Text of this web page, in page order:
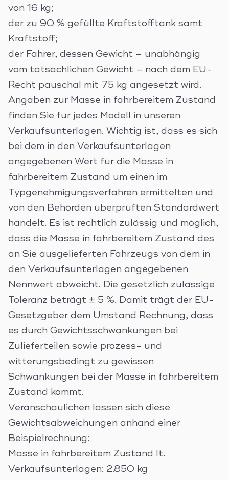
von 16 kg;
der zu 90 % gefüllte Kraftstofftank samt
Kraftstoff;
der Fahrer, dessen Gewicht – unabhängig
vom tatsächlichen Gewicht – nach dem EU-
Recht pauschal mit 75 kg angesetzt wird.
Angaben zur Masse in fahrbereitem Zustand
finden Sie für jedes Modell in unseren
Verkaufsunterlagen. Wichtig ist, dass es sich
bei dem in den Verkaufsunterlagen
angegebenen Wert für die Masse in
fahrbereitem Zustand um einen im
Typgenehmigungsverfahren ermittelten und
von den Behörden überprüften Standardwert
handelt. Es ist rechtlich zulässig und möglich,
dass die Masse in fahrbereitem Zustand des
an Sie ausgelieferten Fahrzeugs von dem in
den Verkaufsunterlagen angegebenen
Nennwert abweicht. Die gesetzlich zulässige
Toleranz beträgt ± 5 %. Damit trägt der EU-
Gesetzgeber dem Umstand Rechnung, dass
es durch Gewichtsschwankungen bei
Zulieferteilen sowie prozess- und
witterungsbedingt zu gewissen
Schwankungen bei der Masse in fahrbereitem
Zustand kommt.
Veranschaulichen lassen sich diese
Gewichtsabweichungen anhand einer
Beispielrechnung:
Masse in fahrbereitem Zustand lt.
Verkaufsunterlagen: 2.850 kg